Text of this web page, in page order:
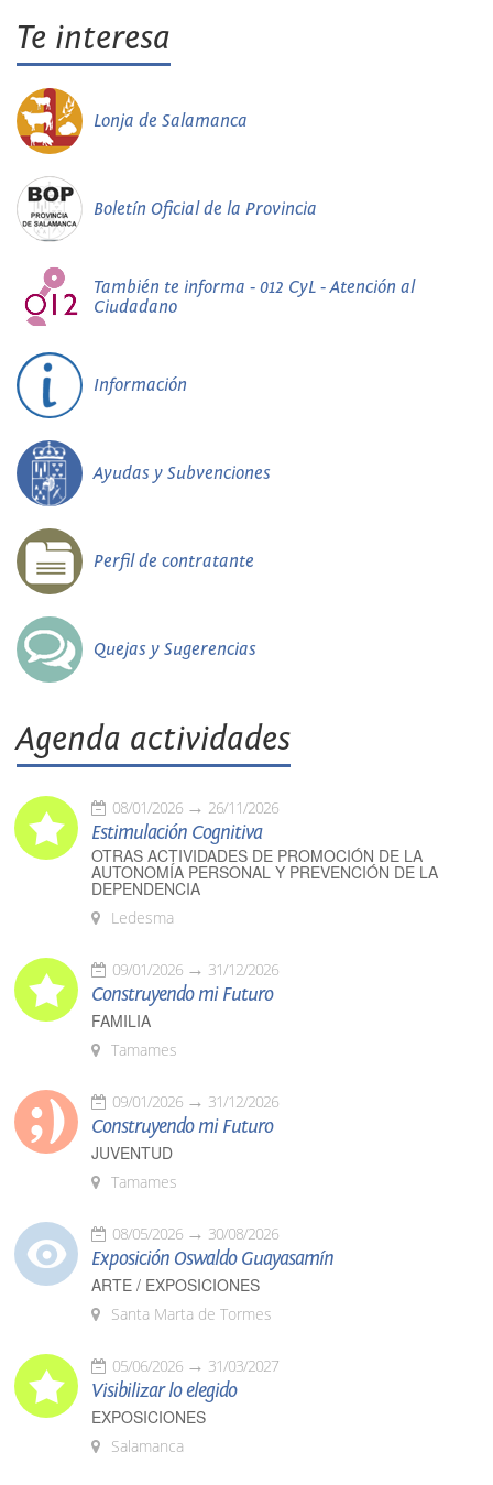
Te interesa
Lonja de Salamanca
Boletín Oficial de la Provincia
También te informa - 012 CyL - Atención al
Ciudadano
Información
Ayudas y Subvenciones
Perfil de contratante
Quejas y Sugerencias
Agenda actividades
08/01/2026 26/11/2026
Estimulación Cognitiva
OTRAS ACTIVIDADES DE PROMOCIÓN DE LA
AUTONOMÍA PERSONAL Y PREVENCIÓN DE LA
DEPENDENCIA
Ledesma
09/01/2026 31/12/2026
Construyendo mi Futuro
FAMILIA
Tamames
09/01/2026 31/12/2026
Construyendo mi Futuro
JUVENTUD
Tamames
08/05/2026 30/08/2026
Exposición Oswaldo Guayasamín
ARTE / EXPOSICIONES
Santa Marta de Tormes
05/06/2026 31/03/2027
Visibilizar lo elegido
EXPOSICIONES
Salamanca